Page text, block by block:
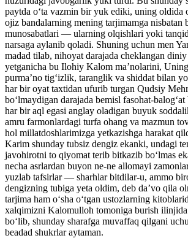
paytda o‘ta vazmin bir yuk ediki, uning oldida
ojiz bandalarning mening tarjimamga nisbatan
munosabatlari — ularning olqishlari yoki
narsaga aylanib qoladi. Shuning uchun men
madad tilab, nihoyat darajada cheklangan
yetganicha bu Ilohiy Kalom ma’nolarini,
purma’no tig‘izlik, taranglik va shiddat bilan
har bir oyat taxtidan ufurib turgan Qudsiy
bo‘lmaydigan darajada bemisl fasohat-
har bir aql egasi anglay oladigan buyuk
amru farmonlardagi turfa ohang va mazmun
hol millatdoshlarimizga yetkazishga harakat
Karim shunday tubsiz dengiz ekanki, undagi
javohirotni to qiyomat terib bitkazib bo‘lmas
necha asrlardan buyon ne-ne allomayi
yuzlab tafsirlar — sharhlar bitdilar-u, ammo
dengizning tubiga yeta oldim, deb da’vo qila
tarjima ham o‘sha o‘tgan ustozlarning
xalqimizni Kalomulloh tomoniga burish
bo‘lib, shunday sharafga muvaffaq qilgani
beadad shukrlar aytaman.